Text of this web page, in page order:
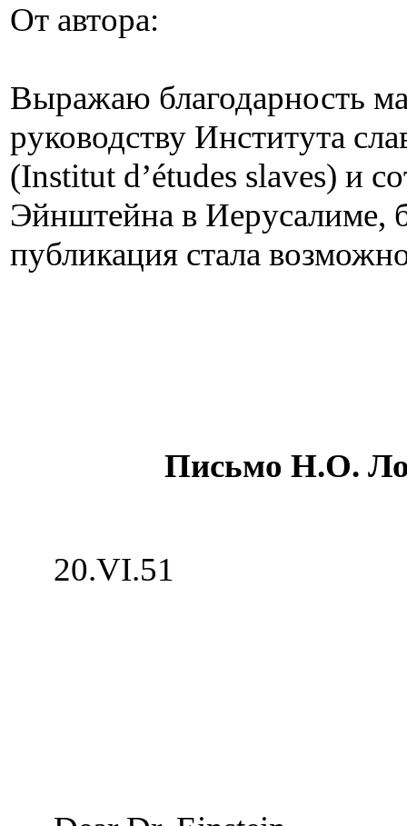
От автора:
Выражаю благодарность
руководству Института
(Institut d’études slaves) и
Эйнштейна в Иерусалиме,
публикация стала
Письмо Н.О.
20.VI.51